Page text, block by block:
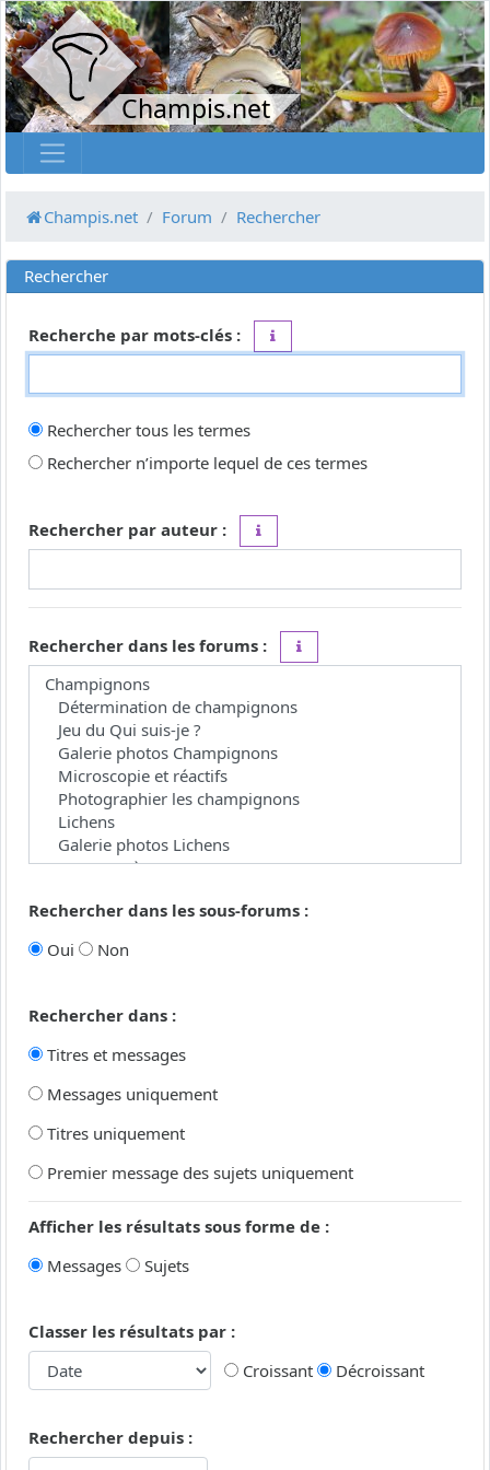
Champis.net
Champis.net Forum Rechercher
Rechercher
Recherche par mots-clés :
Rechercher tous les termes
Rechercher n’importe lequel de ces termes
Rechercher par auteur :
Rechercher dans les forums :
Rechercher dans les sous-forums :
Oui
Non
Rechercher dans :
Titres et messages
Messages uniquement
Titres uniquement
Premier message des sujets uniquement
Afficher les résultats sous forme de :
Messages
Sujets
Classer les résultats par :
Croissant
Décroissant
Rechercher depuis :